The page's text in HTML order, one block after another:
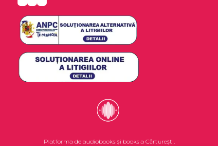
Platforma de audiobooks și books a Cărturești.